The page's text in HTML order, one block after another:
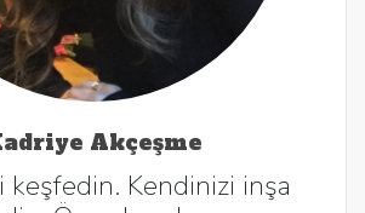
Akçeşme
keşfedin. Kendinizi inşa